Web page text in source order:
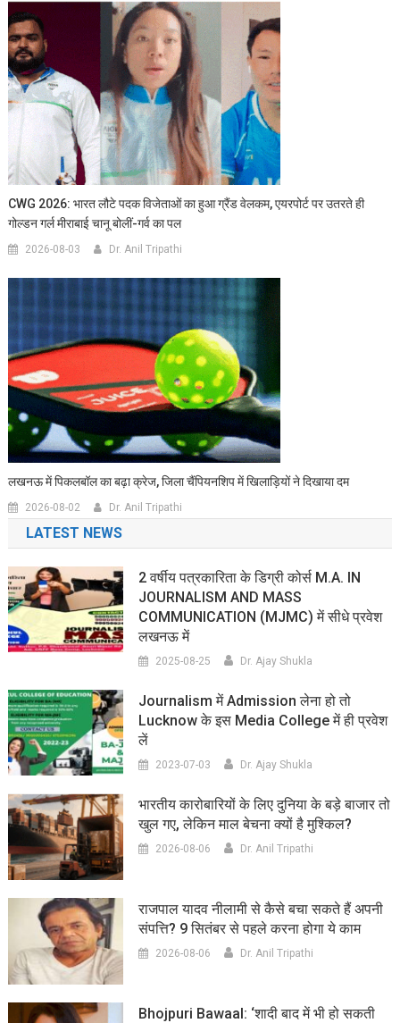
CWG 2026: भारत लौटे पदक विजेताओं का हुआ ग्रैंड वेलकम, एयरपोर्ट पर उतरते ही
गोल्डन गर्ल मीराबाई चानू बोलीं-गर्व का पल
2026-08-03 Dr. Anil Tripathi
लखनऊ में पिकलबॉल का बढ़ा क्रेज, जिला चैंपियनशिप में खिलाड़ियों ने दिखाया दम
2026-08-02 Dr. Anil Tripathi
LATEST NEWS
2 वर्षीय पत्रकारिता के डिग्री कोर्स M.A. IN
JOURNALISM AND MASS
COMMUNICATION (MJMC) में सीधे प्रवेश
लखनऊ में
2025-08-25 Dr. Ajay Shukla
Journalism में Admission लेना हो तो
Lucknow के इस Media College में ही प्रवेश
लें
2023-07-03 Dr. Ajay Shukla
भारतीय कारोबारियों के लिए दुनिया के बड़े बाजार तो
खुल गए, लेकिन माल बेचना क्यों है मुश्किल?
2026-08-06 Dr. Anil Tripathi
राजपाल यादव नीलामी से कैसे बचा सकते हैं अपनी
संपत्ति? 9 सितंबर से पहले करना होगा ये काम
2026-08-06 Dr. Anil Tripathi
Bhojpuri Bawaal: ‘शादी बाद में भी हो सकती